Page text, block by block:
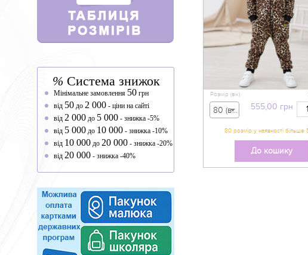
% Система знижок
Мінімальне замовлення 50 грн
від 50 до 2 000 - ціни на сайті
від 2 000 до 5 000 - знижка -5%
від 5 000 до 10 000 - знижка -10%
від 10 000 до 20 000 - знижка -20%
від 20 000 - знижка -40%
555,00 грн
Розмір (вік)
80 (вік 9-12 міс) - 555,00 грн
До кошику